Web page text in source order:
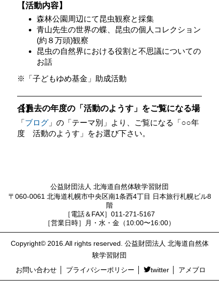
【活動内容】
森林公園周辺にて昆虫観察と採集
青山先生の世界の蝶、昆虫の個人コレクション
(約８万頭)観察
昆虫の自然界における役割と不思議についての
お話
※「子どもゆめ基金」助成活動
【過去の年度の「活動のようす」をご覧になる場合】
「 ブログ 」の「テーマ別」より、ご覧になる「○○年
度 活動のようす」をお選び下さい。
公益財団法人 北海道自然体験学習財団
〒060-0061 北海道札幌市中央区南1条西4丁目 日本旅行札幌ビル8
階
［電話＆FAX］011-271-5167
［営業日時］月・水・金（10:00〜16:00）
Copyright© 2016.All rights reserved. 公益財団法人 北海道自然体
験学習財団
お問い合わせ
プライバシーポリシー twitter アメブロ